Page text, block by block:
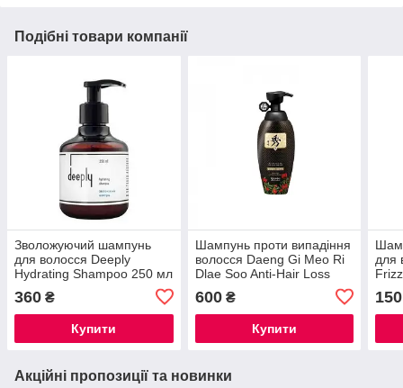
Подібні товари компанії
Зволожуючий шампунь
для волосся Deeply
Hydrating Shampoo 250 мл
360 ₴
Купити
Шампунь проти випадіння
волосся Daeng Gi Meo Ri
Dlae Soo Anti-Hair Loss
600₴
Купити
для
мл
150
Акційні пропозиції та новинки